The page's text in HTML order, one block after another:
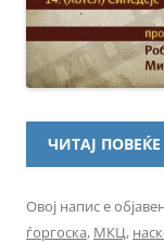
ЧИТАЈ ПОВЕЌЕ
Овој напис е
ѓоргоска, МКЦ,